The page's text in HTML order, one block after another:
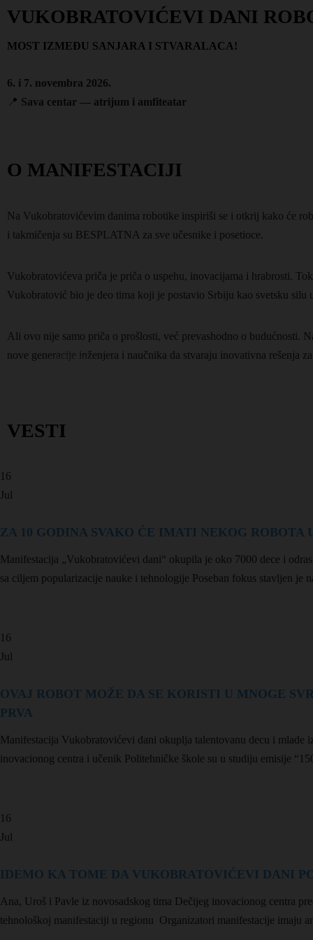
VUKOBRATOVIĆEVI DANI
MOST IZMEĐU SANJARA I STVARALACA!
6. i 7. novembra 2026.
📍 Sava centar — atrijum i amfiteatar
O MANIFESTACIJI
Na Vukobratovićevim danima robotike inspiriši se i otkrij kako će
i takmičenja su BESPLATNA za sve učesnike i posetioce.
Vukobratovićeva priča je priča o uspehu, inovacijama i hrabrosti.
Vukobratović bio je deo tima koji je postavio Srbiju kao svetsku silu
Ali ovo nije samo priča o prošlosti, već prevashodno o budućnosti.
nove generacije inženjera i naučnika da stvaraju inovativna rešenja
VESTI
16
Jul
ZA 10 GODINA SVAKO ĆE IMATI NEKOG ROBOTA
Manifestacija „Vukobratovićevi dani“ okupila je oko 7000 dece i
sa ciljem popularizacije nauke i tehnologije Poseban fokus stavljen je
16
Jul
OVAJ ROBOT MOŽE DA SE KORISTI U MNOGE
PRVA
Manifestacija Vukobratovićevi dani okuplja talentovanu decu i
inovacionog centra i učenik Politehničke škole su u studiju emisije
16
Jul
IDEMO KA TOME DA VUKOBRATOVIĆEVI DANI
Ana, Uroš i Pavle iz novosadskog tima Dečijeg inovacionog centra
tehnološkoj manifestaciji u regionu Organizatori manifestacije imaju